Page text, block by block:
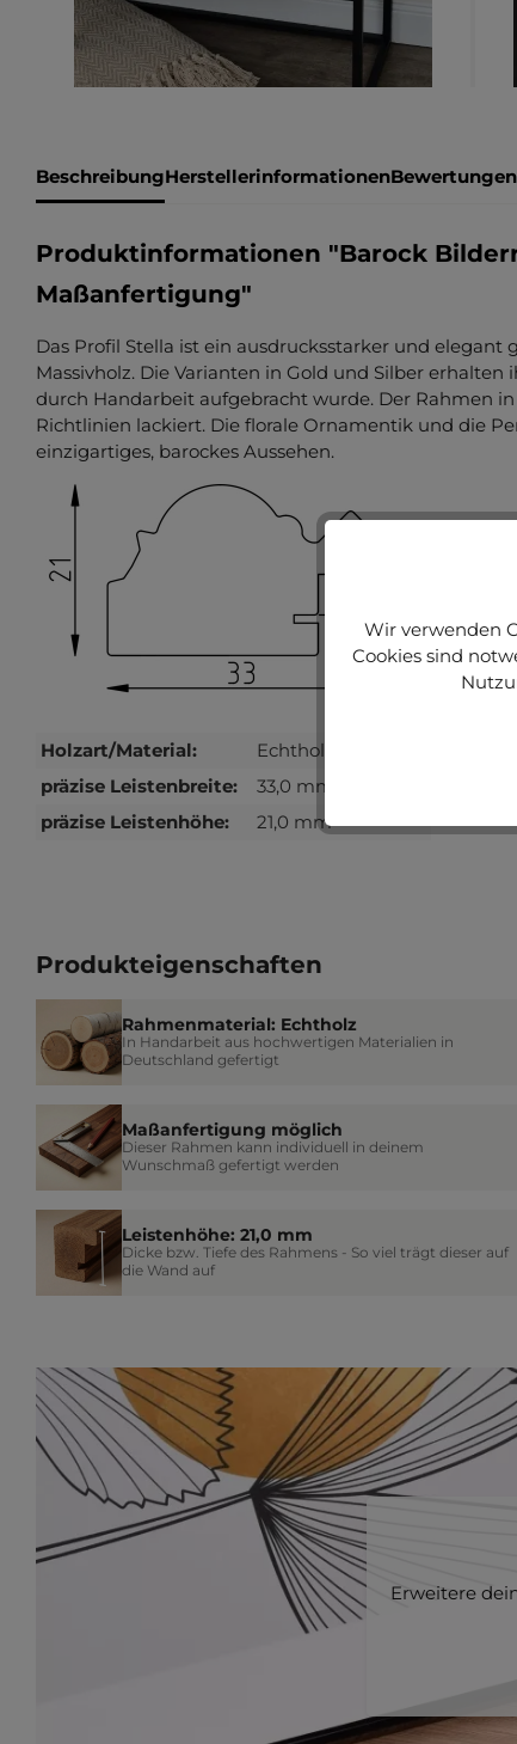
BeschreibungHerstellerinformationenBewertungen
Produktinformationen "Barock
Maßanfertigung"
Das Profil Stella ist ein ausdrucksstarker und
Massivholz. Die Varianten in Gold und Silber
durch Handarbeit aufgebracht wurde. Der Rahmen
Richtlinien lackiert. Die florale Ornamentik und die
einzigartiges, barockes Aussehen.
Holzart/Material:
Echtholz, Kiefer
präzise Leistenbreite:
33,0 mm
präzise Leistenhöhe:
21,0 mm
Produkteigenschaften
Rahmenmaterial: Echtholz
In Handarbeit aus hochwertigen Materialien in
Deutschland gefertigt
Maßanfertigung möglich
Dieser Rahmen kann individuell in deinem
Wunschmaß gefertigt werden
Leistenhöhe: 21,0 mm
Dicke bzw. Tiefe des Rahmens - So viel trägt dieser auf
die Wand auf
Erweitere
Wir verwenden
Cookies sind